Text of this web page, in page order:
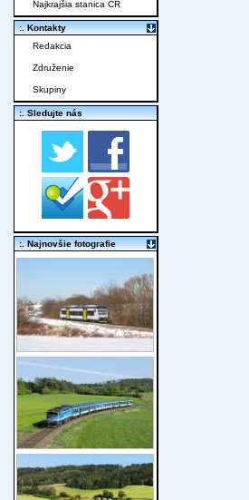
Najkrajšia stanica ČR
:. Kontakty
Redakcia
Združenie
Skupiny
:. Sledujte nás
:. Najnovšie fotografie